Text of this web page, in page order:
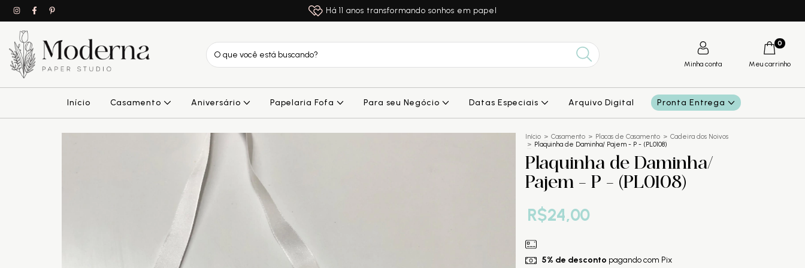
Há 11 anos transformando sonhos em papel
Minha conta Meu carrinho
0
Início Casamento Aniversário Papelaria Fofa Para seu Negócio Datas Especiais Arquivo Digital Pronta Entrega
Início > Casamento > Placas de Casamento > Cadeira dos Noivos
> Plaquinha de Daminha/ Pajem - P - (PL0108)
Plaquinha de Daminha/
Pajem - P - (PL0108)
R$24,00
5% de desconto pagando com Pix